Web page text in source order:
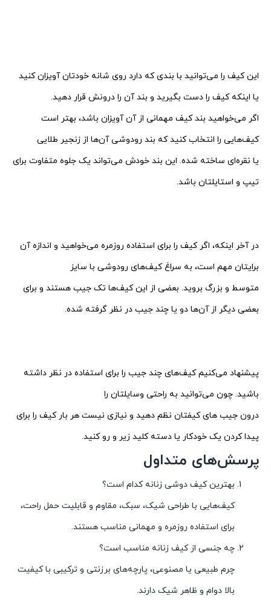
این کیف را می‌توانید با بندی که دارد روی شانه خودتان آویزان کنید
یا اینکه کیف را دست بگیرید و بند آن را درونش قرار دهید.
اگر می‌خواهید بند کیف مهمانی از آن آویزان باشد، بهتر است
کیف‌هایی را انتخاب کنید که بند رودوشی آن‌ها از زنجیر طلایی
یا نقره‌ای ساخته شده. این بند خودش می‌تواند یک جلوه متفاوت برای
تیپ و استایلتان باشد.
در آخر اینکه، اگر کیف را برای استفاده روزمره می‌خواهید و اندازه آن
برایتان مهم است، به سراغ کیف‌های رودوشی با سایز
متوسط و بزرگ بروید. بعضی از این کیف‌ها تک جیب هستند و برای
بعضی دیگر از آن‌ها دو یا چند جیب در نظر گرفته شده.
پیشنهاد می‌کنیم کیف‌های چند جیب را برای استفاده در نظر داشته
باشید. چون می‌توانید به راحتی وسایلتان را
درون جیب‌ های کیفتان نظم دهید و نیازی نیست هر بار کیف را برای
پیدا کردن یک خودکار یا دسته کلید زیر و رو کنید.
پرسش‌های متداول
بهترین کیف دوشی زنانه کدام است؟
کیف‌هایی با طراحی شیک، سبک، مقاوم و قابلیت حمل راحت،
برای استفاده روزمره و مهمانی مناسب هستند.
چه جنسی از کیف زنانه مناسب است؟
چرم طبیعی یا مصنوعی، پارچه‌های برزنتی و ترکیبی با کیفیت
بالا دوام و ظاهر شیک دارند.